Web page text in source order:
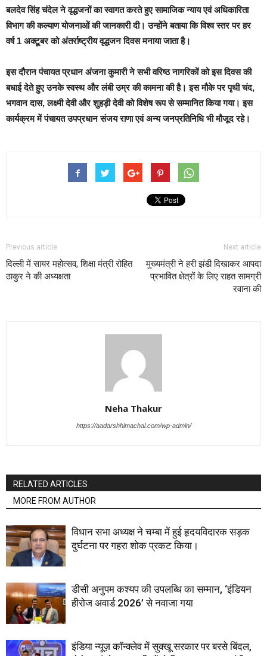
बलदेव सिंह चंदेल ने वृद्धजनों का स्वागत करते हुए सामाजिक न्याय एवं अधिकारिता
विभाग की कल्याण योजनाओं की जानकारी दी। उन्होंने बताया कि विश्व स्तर पर हर
वर्ष 1 अक्टूबर को अंतर्राष्ट्रीय वृद्धजन दिवस मनाया जाता है।
इस दौरान पंचायत प्रधान अंजना कुमारी ने सभी वरिष्ठ नागरिकों को इस दिवस की
बधाई देते हुए उनके स्वस्थ और लंबी उम्र की कामना की है। इस मौके पर पृथी चंद,
भगवान दास, लक्ष्मी देवी और शुहड़ी देवी को विशेष रूप से सम्मानित किया गया। इस
कार्यक्रम में पंचायत उपप्रधान संजय राणा एवं अन्य जनप्रतिनिधि भी मौजूद रहे।
Previous article
दिल्ली में सायर महोत्सव, शिक्षा मंत्री रोहित
ठाकुर ने की अध्यक्षता
Next article
मुख्यमंत्री ने हरी झंडी दिखाकर आपदा
प्रभावित क्षेत्रों के लिए राहत सामग्री
रवाना की
Neha Thakur
https://aadarshhimachal.com/wp-admin/
RELATED ARTICLES
MORE FROM AUTHOR
विधान सभा अध्यक्ष ने चम्बा में हुई हृदयविदारक सड़क
दुर्घटना पर गहरा शोक प्रकट किया।
डीसी अनुपम कश्यप की उपलब्धि का सम्मान, ‘इंडियन
हीरोज अवार्ड 2026’ से नवाजा गया
इंडिया न्यूज़ कॉन्क्लेव में सुक्खू सरकार पर बरसे बिंदल,